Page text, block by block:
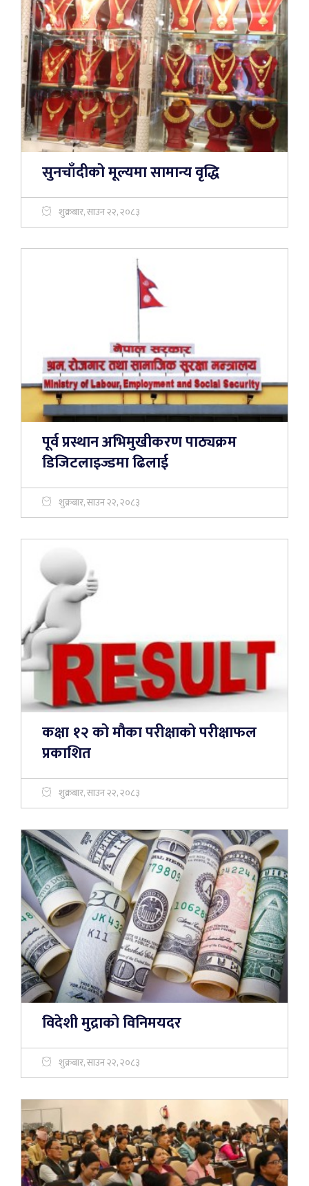
सुनचाँदीको मूल्यमा सामान्य वृद्धि
शुक्रबार, साउन २२, २०८३
पूर्व प्रस्थान अभिमुखीकरण पाठ्यक्रम
डिजिटलाइज्डमा ढिलाई
शुक्रबार, साउन २२, २०८३
कक्षा १२ को मौका परीक्षाको परीक्षाफल
प्रकाशित
शुक्रबार, साउन २२, २०८३
विदेशी मुद्राको विनिमयदर
शुक्रबार, साउन २२, २०८३